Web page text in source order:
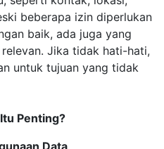
beberapa izin diperlukan
baik, ada juga yang
Jika tidak hati-hati,
untuk tujuan yang tidak
Penting?
Data